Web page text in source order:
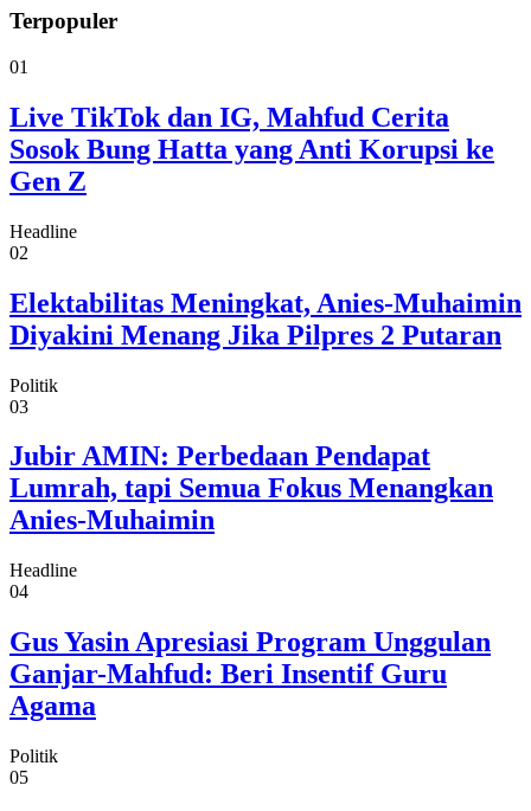
Terpopuler
01
Live TikTok dan IG, Mahfud Cerita
Sosok Bung Hatta yang Anti Korupsi ke
Gen Z
Headline
02
Elektabilitas Meningkat, Anies-Muhaimin
Diyakini Menang Jika Pilpres 2 Putaran
Politik
03
Jubir AMIN: Perbedaan Pendapat
Lumrah, tapi Semua Fokus Menangkan
Anies-Muhaimin
Headline
04
Gus Yasin Apresiasi Program Unggulan
Ganjar-Mahfud: Beri Insentif Guru
Agama
Politik
05